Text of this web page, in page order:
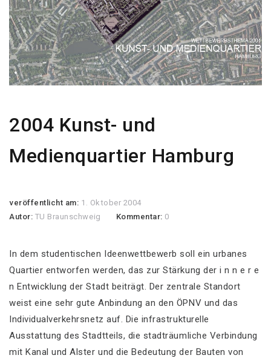
2004 Kunst- und
Medienquartier Hamburg
veröffentlicht am: 1. Oktober 2004
Autor: TU Braunschweig Kommentar: 0
In dem studentischen Ideenwettbewerb soll ein urbanes
Quartier entworfen werden, das zur Stärkung der i n n e r e
n Entwicklung der Stadt beiträgt. Der zentrale Standort
weist eine sehr gute Anbindung an den ÖPNV und das
Individualverkehrsnetz auf. Die infrastrukturelle
Ausstattung des Stadtteils, die stadträumliche Verbindung
mit Kanal und Alster und die Bedeutung der Bauten von